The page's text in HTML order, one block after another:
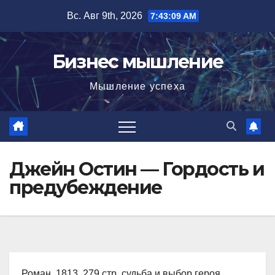
содержимому
Вс. Авг 9th, 2026 7:43:10 AM
Бизнес мышление
Мышление успеха
Джейн Остин — Гордость и
предубеждение